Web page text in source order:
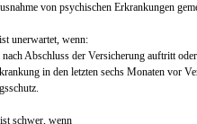
von psychischen Erkrankungen
unerwartet, wenn:
nach Abschluss der Versicherung auftritt oder
in den letzten sechs Monaten vor
schwer, wenn